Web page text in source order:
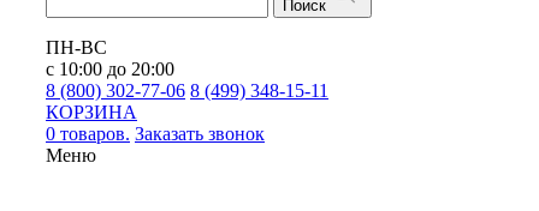
Поиск
ПН-ВС
с 10:00 до 20:00
8 (800) 302-77-06 8 (499) 348-15-11
КОРЗИНА
0 товаров. Заказать звонок
Меню